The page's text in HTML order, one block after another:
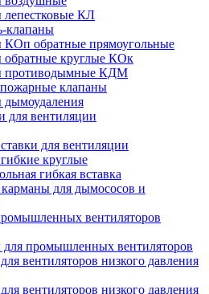
КЛ
клапаны
обратные прямоугольные
круглые КОк
противодымные КДМ
клапаны
для вентиляции
для вентиляции
круглые
гибкая вставка
для дымососов и
вентиляторов
промышленных вентиляторов
вентиляторов низкого давления
вентиляторов низкого давления